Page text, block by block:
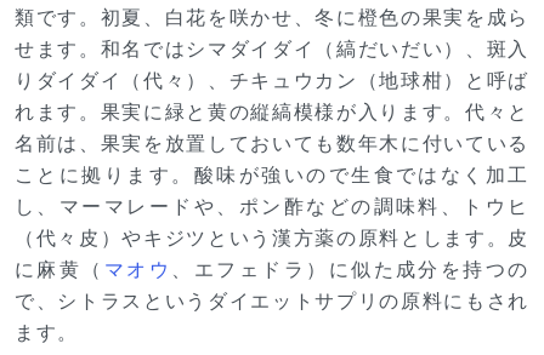
類です。初夏、白花を咲かせ、冬に橙色の果実を成ら
せます。和名ではシマダイダイ（縞だいだい）、斑入
りダイダイ（代々）、チキュウカン（地球柑）と呼ば
れます。果実に緑と黄の縦縞模様が入ります。代々と
名前は、果実を放置しておいても数年木に付いている
ことに拠ります。酸味が強いので生食ではなく加工
し、マーマレードや、ポン酢などの調味料、トウヒ
（代々皮）やキジツという漢方薬の原料とします。皮
に麻黄（ マオウ 、エフェドラ）に似た成分を持つの
で、シトラスというダイエットサプリの原料にもされ
ます。